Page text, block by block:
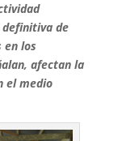
de
en los
afectan la
el medio